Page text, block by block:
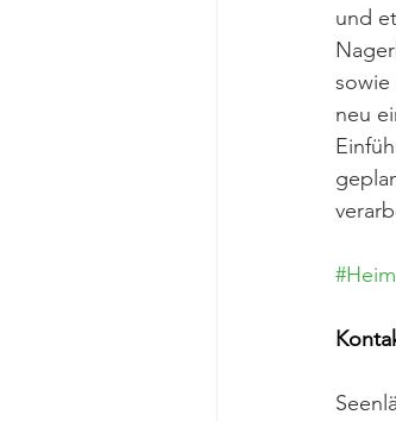
und
sowie
neu